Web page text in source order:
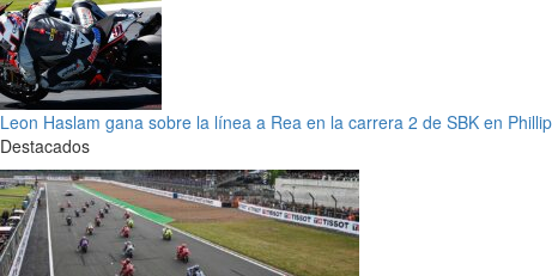
Leon Haslam gana sobre la línea a Rea en la carrera 2 de SBK en
Destacados